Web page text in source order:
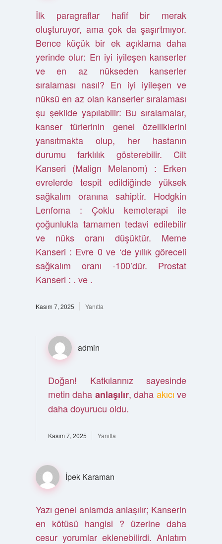
İlk paragraflar hafif bir merak
oluşturuyor, ama çok da şaşırtmıyor.
Bence küçük bir ek açıklama daha
yerinde olur: En iyi iyileşen kanserler
ve en az nükseden kanserler
sıralaması nasıl? En iyi iyileşen ve
nüksü en az olan kanserler sıralaması
şu şekilde yapılabilir: Bu sıralamalar,
kanser türlerinin genel özelliklerini
yansıtmakta olup, her hastanın
durumu farklılık gösterebilir. Cilt
Kanseri (Malign Melanom) : Erken
evrelerde tespit edildiğinde yüksek
sağkalım oranına sahiptir. Hodgkin
Lenfoma : Çoklu kemoterapi ile
çoğunlukla tamamen tedavi edilebilir
ve nüks oranı düşüktür. Meme
Kanseri : Evre 0 ve ‘de yıllık göreceli
sağkalım oranı -100’dür. Prostat
Kanseri : . ve .
Kasım 7, 2025 Yanıtla
admin
Doğan! Katkılarınız sayesinde
metin daha anlaşılır, daha akıcı ve
daha doyurucu oldu.
Kasım 7, 2025 Yanıtla
İpek Karaman
Yazı genel anlamda anlaşılır; Kanserin
en kötüsü hangisi ? üzerine daha
cesur yorumlar eklenebilirdi. Anlatım